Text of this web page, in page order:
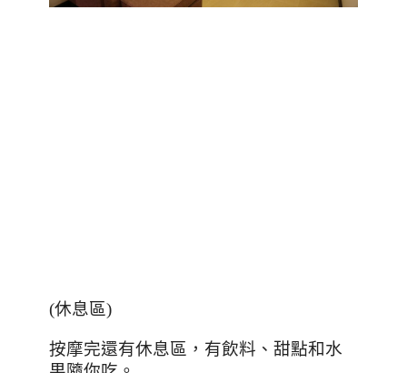
(休息區)
按摩完還有休息區，有飲料、甜點和水